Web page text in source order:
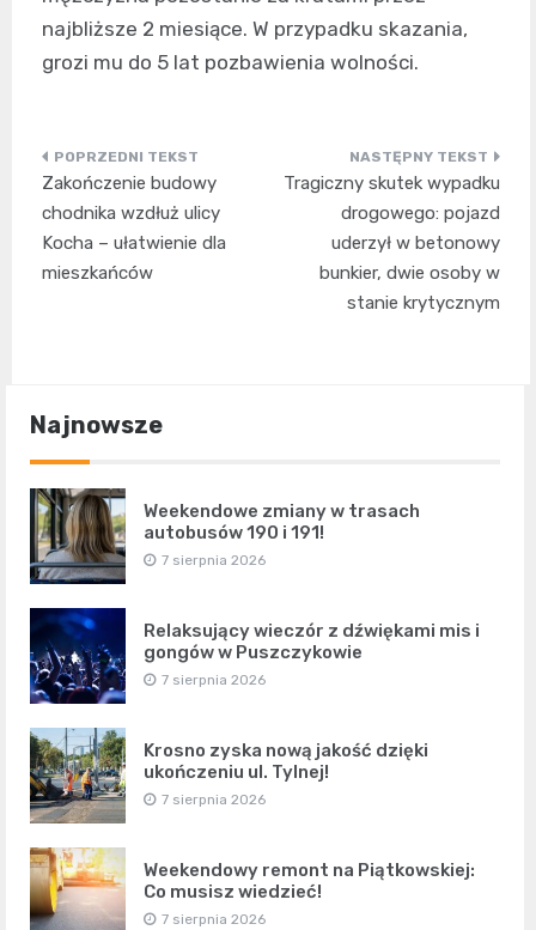
najbliższe 2 miesiące. W przypadku skazania,
grozi mu do 5 lat pozbawienia wolności.
Nawigacja
wpisu
Zakończenie budowy
chodnika wzdłuż ulicy
Kocha – ułatwienie dla
mieszkańców
Tragiczny skutek wypadku
drogowego: pojazd
uderzył w betonowy
bunkier, dwie osoby w
stanie krytycznym
Najnowsze
Weekendowe zmiany w trasach
autobusów 190 i 191!
7 sierpnia 2026
Relaksujący wieczór z dźwiękami mis i
gongów w Puszczykowie
7 sierpnia 2026
Krosno zyska nową jakość dzięki
ukończeniu ul. Tylnej!
7 sierpnia 2026
Weekendowy remont na Piątkowskiej:
Co musisz wiedzieć!
7 sierpnia 2026